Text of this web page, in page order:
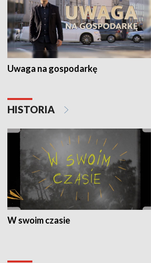
Uwaga na gospodarkę
HISTORIA
W swoim czasie